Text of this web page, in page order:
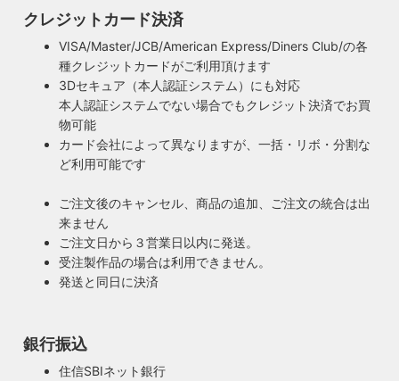
◆もっと詳しく見る
クレジットカード決済
VISA/Master/JCB/American Express/Diners Club/の各
種クレジットカードがご利用頂けます
3Dセキュア（本人認証システム）にも対応
本人認証システムでない場合でもクレジット決済でお買
物可能
カード会社によって異なりますが、一括・リボ・分割な
ど利用可能です
ご注文後のキャンセル、商品の追加、ご注文の統合は出
来ません
ご注文日から３営業日以内に発送。
受注製作品の場合は利用できません。
発送と同日に決済
銀行振込
住信SBIネット銀行